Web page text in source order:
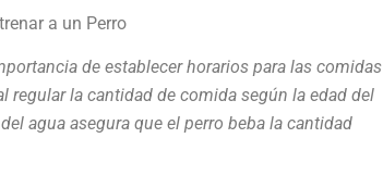
a un Perro
de establecer horarios para las comidas
regular la cantidad de comida según la edad del
agua asegura que el perro beba la cantidad